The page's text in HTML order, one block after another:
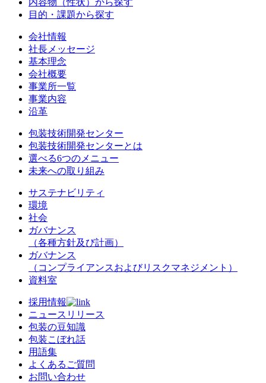
目的・課題から探す
会社情報
社長メッセージ
基本理念
会社概要
事業所一覧
事業内容
沿革
包装技術開発センター
包装技術開発センターとは
選べる6つのメニュー
未来への取り組み
サステナビリティ
環境
社会
ガバナンス
（各種方針及び計画）
ガバナンス
（コンプライアンスおよびリスクマネジメント）
資料室
採用情報
ニュースリリース
包装の豆知識
包装こぼれ話
用語集
よくあるご質問
お問い合わせ